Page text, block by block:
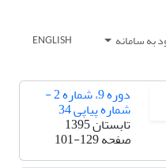
به سامانه ENGLISH
دوره 9، شماره 2 -
شماره پیاپی 34
تابستان 1395
صفحه101-129